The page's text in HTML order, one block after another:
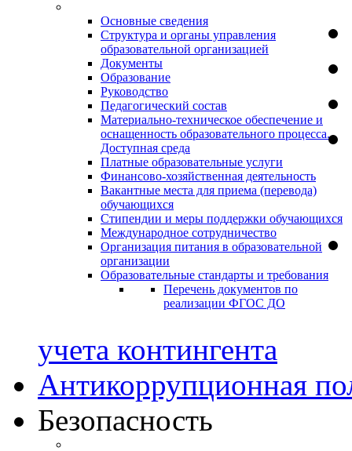
Основные сведения
Структура и органы управления
образовательной организацией
Документы
Образование
Руководство
Педагогический состав
Материально-техническое обеспечение и
оснащенность образовательного процесса.
Доступная среда
Платные образовательные услуги
Финансово-хозяйственная деятельность
Вакантные места для приема (перевода)
обучающихся
Стипендии и меры поддержки обучающихся
Международное сотрудничество
Организация питания в образовательной
организации
Образовательные стандарты и требования
Перечень документов по
реализации ФГОС ДО
учета контингента
Антикоррупционная
Безопасность